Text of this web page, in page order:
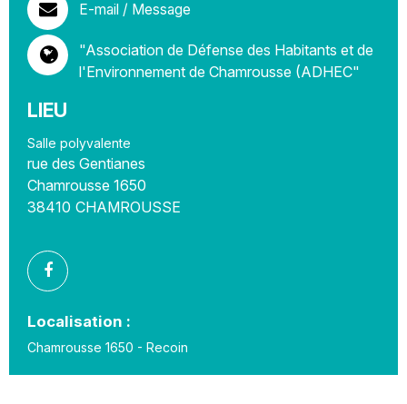
E-mail / Message
"Association de Défense des Habitants et de
l'Environnement de Chamrousse (ADHEC"
LIEU
Salle polyvalente
rue des Gentianes
Chamrousse 1650
38410 CHAMROUSSE
Localisation :
Chamrousse 1650 - Recoin